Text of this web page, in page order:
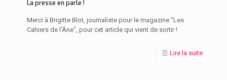
La presse en parle !
Merci à Brigitte Blot, journaliste pour le magazine “Les
Cahiers de l’Âne”, pour cet article qui vient de sortir !
Lire la suite